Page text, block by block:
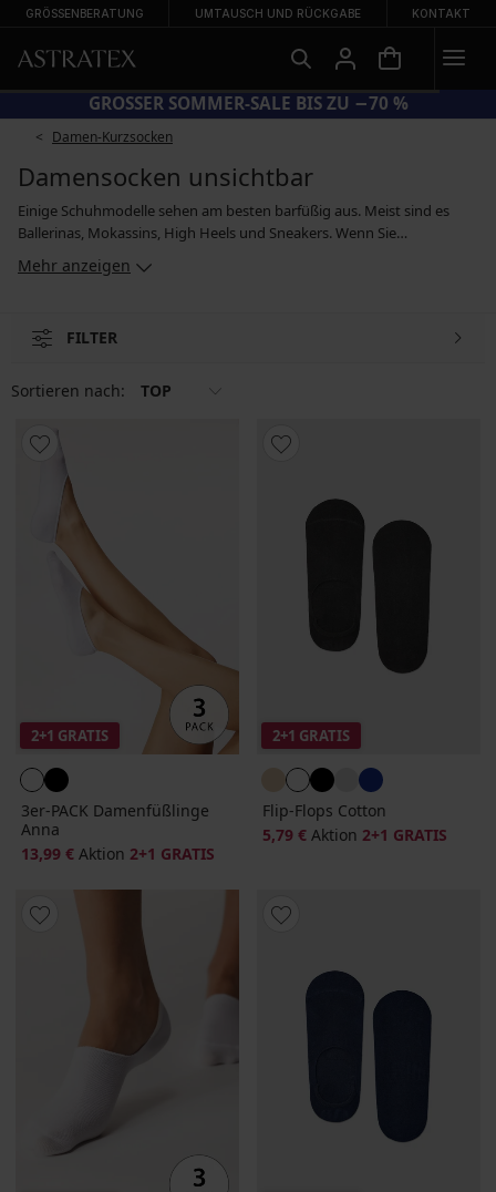
GRÖSSENBERATUNG UMTAUSCH UND RÜCKGABE KONTAKT
GROSSER SOMMER-SALE BIS ZU −70 %
Damen-Kurzsocken
Damensocken unsichtbar
Einige Schuhmodelle sehen am besten barfüßig aus. Meist sind es
Ballerinas, Mokassins, High Heels und Sneakers. Wenn Sie
geschlossene Schuhe jedoch nur ungern barfüßig tragen, dann
empfehlen wir Ihnen Füßlinge, die für andere unsichtbar bleiben.
Tragekomfort. Wenn es im Frühling wärmer wird, können diese über
Mehr anzeigen
FILTER
Sortieren nach: TOP
2+1 GRATIS
3er-PACK Damenfüßlinge
Anna
13,99 € Aktion 2+1 GRATIS
2+1 GRATIS
Flip-Flops Cotton
5,79 € Aktion 2+1 GRATIS